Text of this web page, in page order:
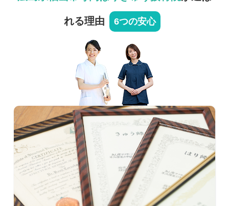
れる理由 6つの安心